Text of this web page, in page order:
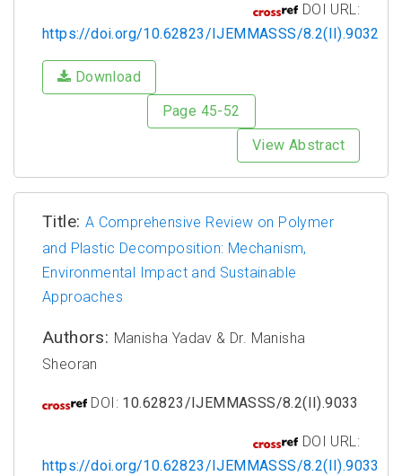
DOI URL:
https://doi.org/10.62823/IJEMMASSS/8.2(II).9032
Download
Page 45-52
View Abstract
Title: A Comprehensive Review on Polymer
and Plastic Decomposition: Mechanism,
Environmental Impact and Sustainable
Approaches
Authors: Manisha Yadav & Dr. Manisha
Sheoran
DOI: 10.62823/IJEMMASSS/8.2(II).9033
DOI URL:
https://doi.org/10.62823/IJEMMASSS/8.2(II).9033